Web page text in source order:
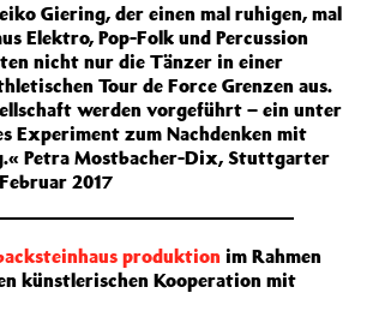
Giering, der einen mal ruhigen, mal
Elektro, Pop-Folk und Percussion
nicht nur die Tänzer in einer
Tour de Force Grenzen aus.
werden vorgeführt – ein unter
Experiment zum Nachdenken mit
Petra Mostbacher-Dix, Stuttgarter
2017
produktion im Rahmen
künstlerischen Kooperation mit